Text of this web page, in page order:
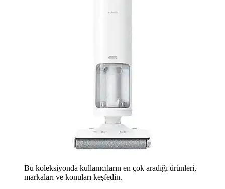
Bu koleksiyonda kullanıcıların en çok aradığı ürünleri,
markaları ve konuları keşfedin.